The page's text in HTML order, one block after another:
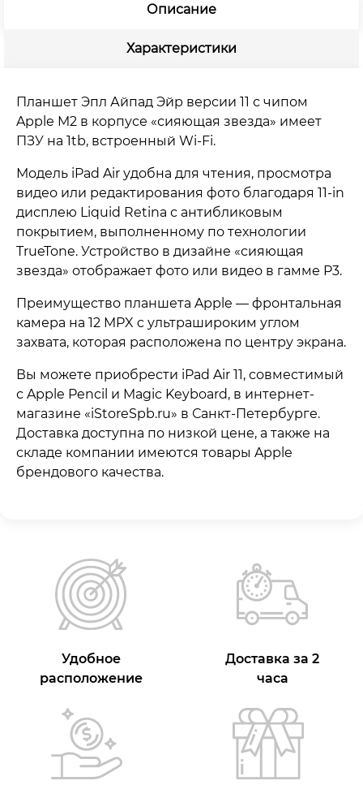
Описание
Характеристики
Планшет Эпл Айпад Эйр версии 11 с чипом
Apple M2 в корпусе «сияющая звезда» имеет
ПЗУ на 1tb, встроенный Wi-Fi.
Модель iPad Air удобна для чтения, просмотра
видео или редактирования фото благодаря 11-in
дисплею Liquid Retina с антибликовым
покрытием, выполненному по технологии
TrueTone. Устройство в дизайне «сияющая
звезда» отображает фото или видео в гамме P3.
Преимущество планшета Apple — фронтальная
камера на 12 MPX c ультрашироким углом
захвата, которая расположена по центру экрана.
Вы можете приобрести iPad Air 11, совместимый
с Apple Pencil и Magic Keyboard, в интернет-
магазине «iStoreSpb.ru» в Санкт-Петербурге.
Доставка доступна по низкой цене, а также на
складе компании имеются товары Apple
брендового качества.
Удобное
расположение
Доставка за 2
часа